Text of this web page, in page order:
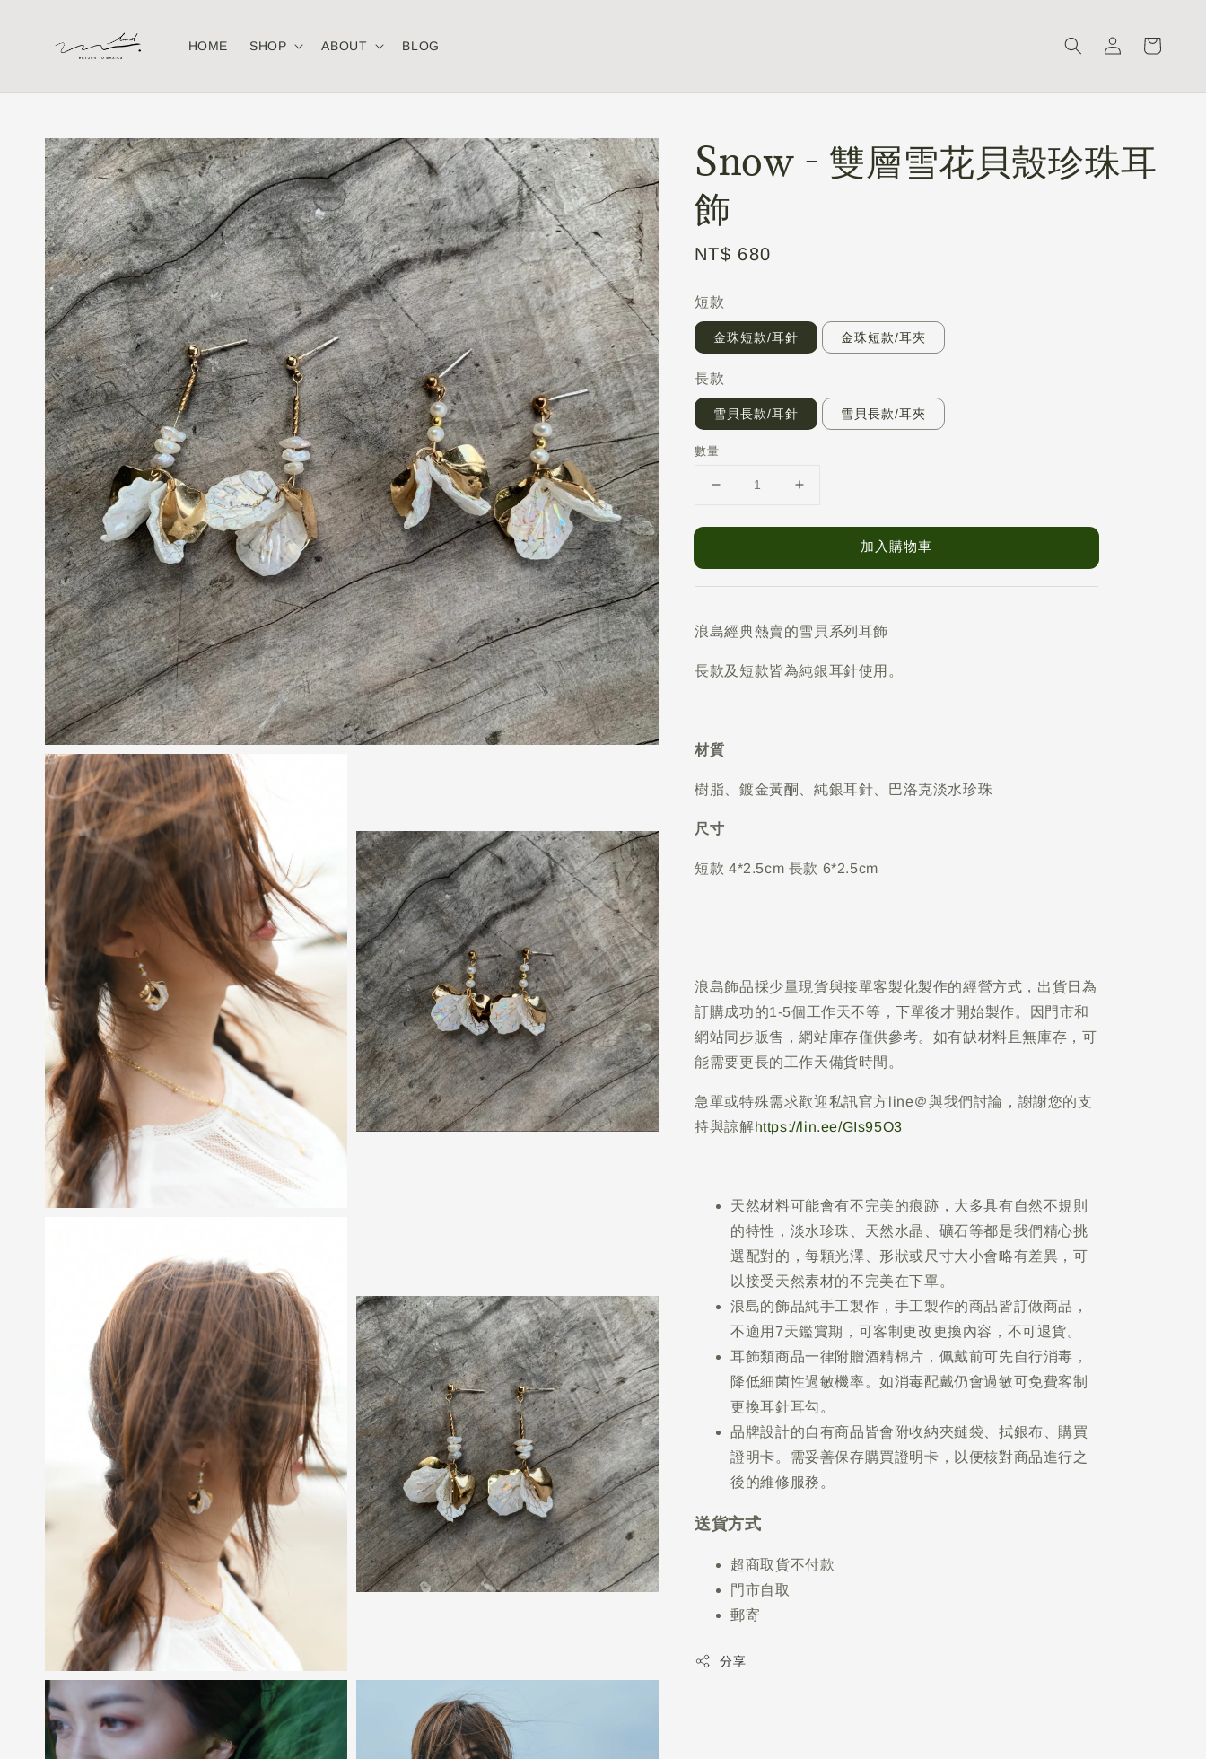
HOME SHOP ABOUT BLOG
Snow - 雙層雪花貝殼珍珠耳
飾
Regular
NT$ 680
短款
金珠短款/耳針 金珠短款/耳夾
長款
雪貝長款/耳針 雪貝長款/耳夾
數量
加入購物車
浪島經典熱賣的雪貝系列耳飾
長款及短款皆為純銀耳針使用。
材質
樹脂、鍍金黃酮、純銀耳針、巴洛克淡水珍珠
尺寸
短款 4*2.5cm 長款 6*2.5cm
浪島飾品採少量現貨與接單客製化製作的經營方式，出貨日為
訂購成功的1-5個工作天不等，下單後才開始製作。因門市和
網站同步販售，網站庫存僅供參考。如有缺材料且無庫存，可
能需要更長的工作天備貨時間。
急單或特殊需求歡迎私訊官方line＠與我們討論，謝謝您的支
持與諒解https://lin.ee/GIs95O3
天然材料可能會有不完美的痕跡，大多具有自然不規則
的特性，淡水珍珠、天然水晶、礦石等都是我們精心挑
選配對的，每顆光澤、形狀或尺寸大小會略有差異，可
以接受天然素材的不完美在下單。
浪島的飾品純手工製作，手工製作的商品皆訂做商品，
不適用7天鑑賞期，可客制更改更換內容，不可退貨。
耳飾類商品一律附贈酒精棉片，佩戴前可先自行消毒，
降低細菌性過敏機率。如消毒配戴仍會過敏可免費客制
更換耳針耳勾。
品牌設計的自有商品皆會附收納夾鏈袋、拭銀布、購買
證明卡。需妥善保存購買證明卡，以便核對商品進行之
後的維修服務。
送貨方式
超商取貨不付款
門市自取
郵寄
分享